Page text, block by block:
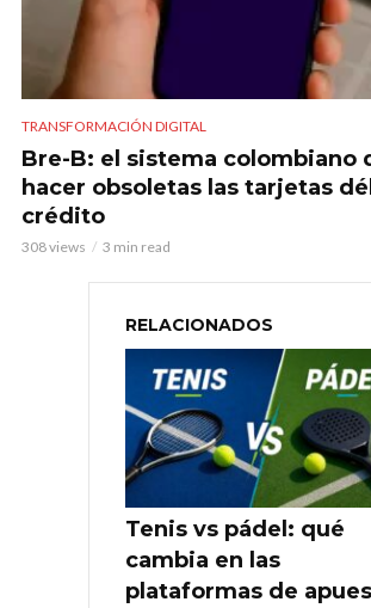
TRANSFORMACIÓN DIGITAL
Bre-B: el sistema colombiano
hacer obsoletas las tarjetas
crédito
308 views 3 min read
RELACIONADOS
Tenis vs pádel: qué
cambia en las
plataformas de